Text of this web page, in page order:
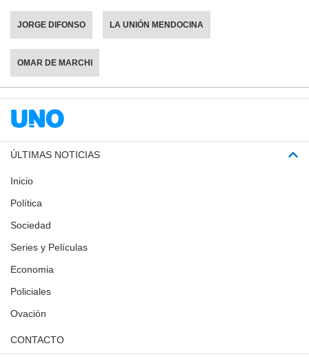
JORGE DIFONSO LA UNIÓN MENDOCINA
OMAR DE MARCHI
ÚLTIMAS NOTICIAS
Inicio
Política
Sociedad
Series y Películas
Economia
Policiales
Ovación
CONTACTO